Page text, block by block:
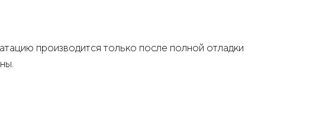
производится только после полной отладки